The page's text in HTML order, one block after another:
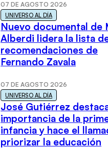
07 DE AGOSTO 2026
UNIVERSO AL DÍA
Nuevo documental de
Alberdi lidera la lista
recomendaciones de
Fernando Zavala
07 DE AGOSTO 2026
UNIVERSO AL DÍA
José Gutiérrez
importancia de la
infancia y hace el
priorizar la educación